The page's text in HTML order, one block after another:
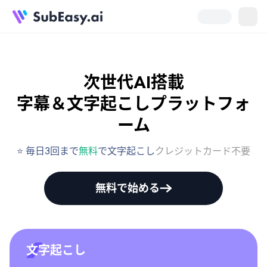
次世代AI搭載
字幕＆文字起こしプラットフォ
ーム
⭐ 毎日3回まで無料で文字起こしクレジットカード不要
無料で始める
文字起こし